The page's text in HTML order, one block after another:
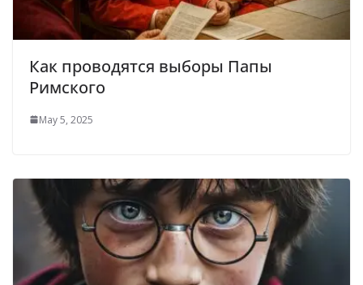
Как проводятся выборы Папы
Римского
May 5, 2025